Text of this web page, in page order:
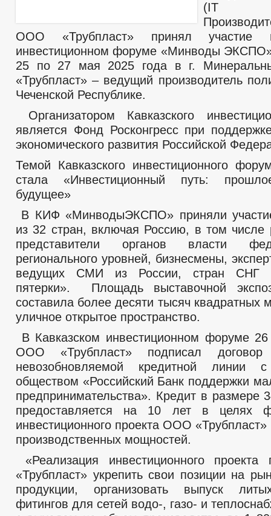
(IT
ООО «Трубпласт» принял участие
инвестиционном форуме «Минводы
25 по 27 мая 2025 года в г.
«Трубпласт» – ведущий производитель
Чеченской Республике.
Организатором Кавказского
является Фонд Росконгресс при
экономического развития Российской
Темой Кавказского инвестиционного
стала «Инвестиционный путь:
будущее»
В КИФ «МинводыЭКСПО» приняли
из 32 стран, включая Россию, в том числе
представители органов власти
регионального уровней, бизнесмены,
ведущих СМИ из России, стран СНГ и
пятерки».
Площадь выставочной
составила более десяти тысяч квадратных
уличное открытое пространство.
В Кавказском инвестиционном форуме
ООО «Трубпласт» подписал
невозобновляемой кредитной линии
обществом «Российский Банк поддержки
предпринимательства». Кредит в размере
предоставляется на 10 лет в целях
инвестиционного проекта ООО
производственных мощностей.
«Реализация инвестиционного
«Трубпласт» укрепить свои позиции на
продукции, организовать выпуск
фитингов для сетей водо-, газо- и